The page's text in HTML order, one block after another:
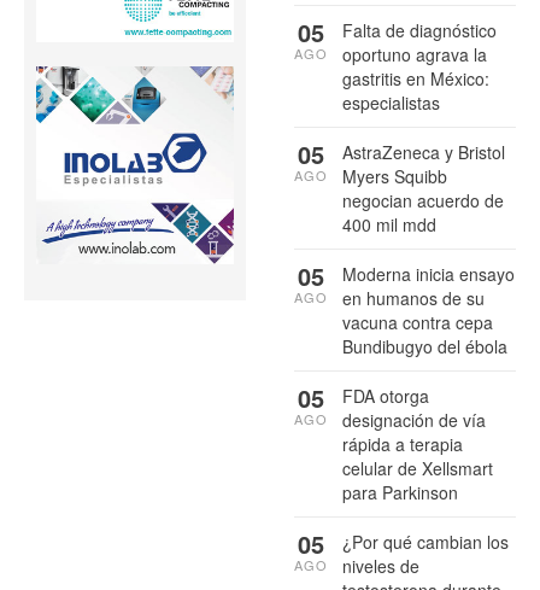
Falta de diagnóstico
oportuno agrava la
gastritis en México:
especialistas
05
AGO
AstraZeneca y Bristol
Myers Squibb
negocian acuerdo de
400 mil mdd
05
AGO
Moderna inicia ensayo
en humanos de su
vacuna contra cepa
Bundibugyo del ébola
05
AGO
FDA otorga
designación de vía
rápida a terapia
celular de Xellsmart
para Parkinson
05
AGO
¿Por qué cambian los
niveles de
05
AGO